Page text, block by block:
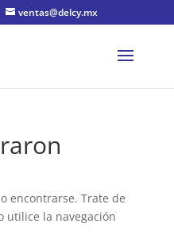
ventas@delcy.mx
encontrarse. Trate de
utilice la navegación